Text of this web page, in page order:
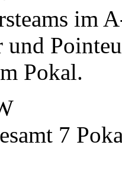
im
und
Pokal.
7